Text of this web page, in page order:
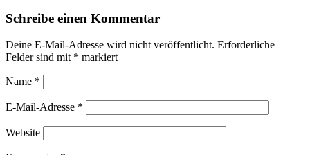
Schreibe einen Kommentar
Deine E-Mail-Adresse wird nicht veröffentlicht. Erforderliche
Felder sind mit * markiert
Name *
E-Mail-Adresse *
Website